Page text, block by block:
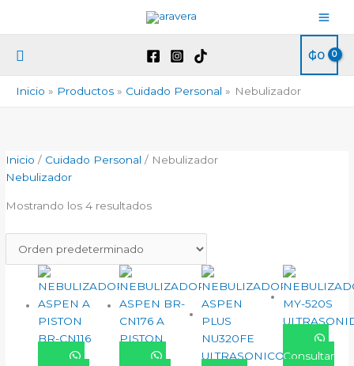
Buscar ₲0
Inicio Productos Cuidado Personal Nebulizador
Inicio / Cuidado Personal / Nebulizador
Nebulizador
Mostrando los 4 resultados
Consultar